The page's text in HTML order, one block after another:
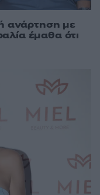
ανάρτηση με
έμαθα ότι